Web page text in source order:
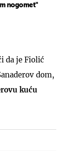
nogomet"
da je Fiolić
dom,
kuću